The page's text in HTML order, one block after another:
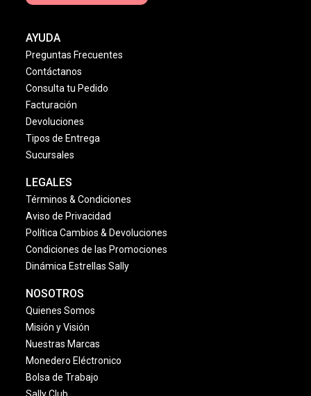
AYUDA
Preguntas Frecuentes
Contáctanos
Consulta tu Pedido
Facturación
Devoluciones
Tipos de Entrega
Sucursales
LEGALES
Términos & Condiciones
Aviso de Privacidad
Política Cambios & Devoluciones
Condiciones de las Promociones
Dinámica Estrellas Sally
NOSOTROS
Quienes Somos
Misión y Visión
Nuestras Marcas
Monedero Eléctronico
Bolsa de Trabajo